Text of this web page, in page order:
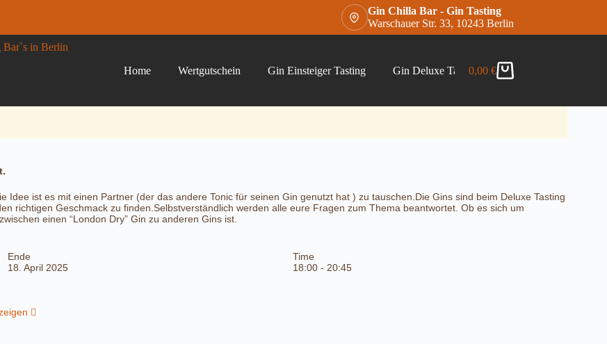
Gin Chilla Bar - Gin Tasting
Warschauer Str. 33, 10243 Berlin
Home Wertgutschein Gin Einsteiger Tasting Gin Deluxe Tasting Gin Chilla Bar Gins –
Warenkorb
0,00 €
Idee ist es mit einen Partner (der das andere Tonic für seinen Gin genutzt hat ) zu tauschen.Die Gins sind beim Deluxe Tasting
richtigen Geschmack zu finden.Selbstverständlich werden alle eure Fragen zum Thema beantwortet. Ob es sich um
einen “London Dry” Gin zu anderen Gins ist.
Ende
18. April 2025
Time
18:00 - 20:45